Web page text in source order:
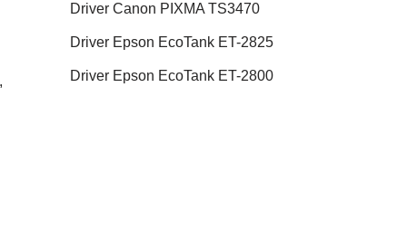
Driver Canon PIXMA TS3470
Driver Epson EcoTank ET-2825
Driver Epson EcoTank ET-2800